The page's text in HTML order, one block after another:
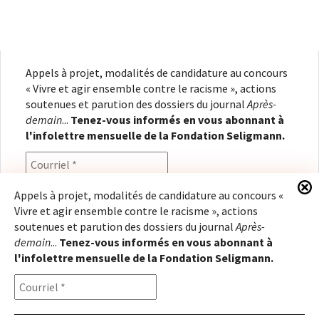
Appels à projet, modalités de candidature au concours
« Vivre et agir ensemble contre le racisme », actions
soutenues et parution des dossiers du journal Après-
demain... Tenez-vous informés en vous abonnant à
l'infolettre mensuelle de la Fondation Seligmann.
En renseignant votre adresse électronique, vous
consentez à recevoir l'infolettre de la Fondation
Seligmann, conformément à notrepolitique de
confidentialité. Il vous sera possible de vous
désabonner à tout moment.
Appels à projet, modalités de candidature au concours «
Vivre et agir ensemble contre le racisme », actions
soutenues et parution des dossiers du journalAprès-
demain... Tenez-vous informés en vous abonnant à
l'infolettre mensuelle de la Fondation Seligmann.